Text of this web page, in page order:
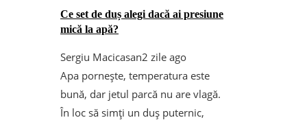
Ce set de duș alegi dacă ai presiune
mică la apă?
Sergiu Macicasan2 zile ago
Apa pornește, temperatura este
bună, dar jetul parcă nu are vlagă.
În loc să simți un duș puternic,